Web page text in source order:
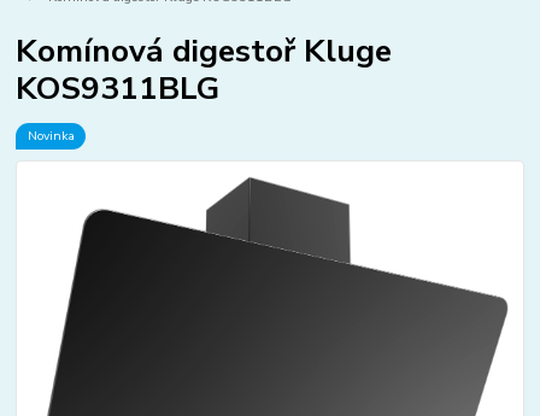
Komínová digestoř Kluge
KOS9311BLG
Novinka